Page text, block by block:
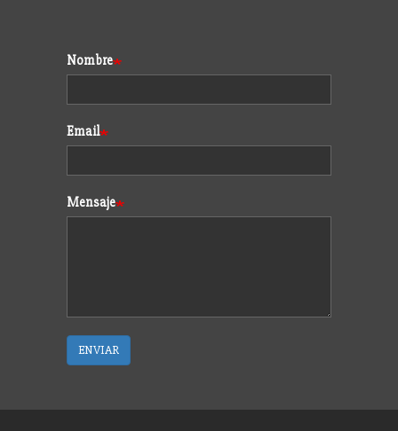
Formulario
Nombre
Email
Mensaje
ENVIAR